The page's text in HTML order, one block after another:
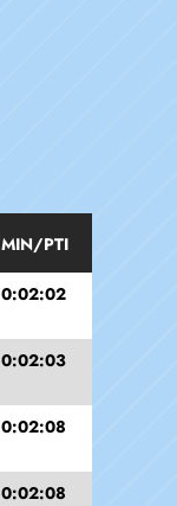
MIN/PTI
0:02:02
0:02:03
0:02:08
0:02:08